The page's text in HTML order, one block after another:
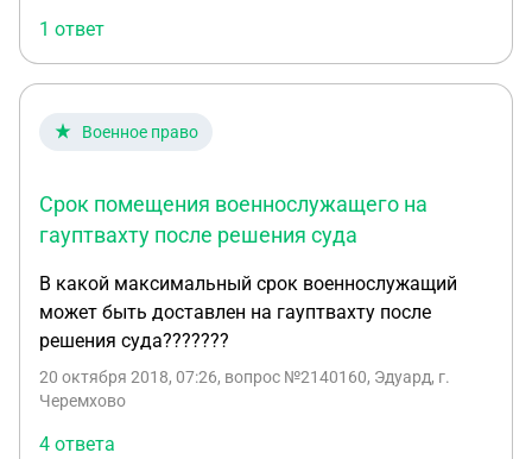
постановления ввиду необходимости
прохождения обязательного курса лечения,
однако оно было отклонено судьей,
мотивировавшим свой отказ тем, что
постановление об административном аресте
был водворен в специальный приемник для лиц,
арестованных в административном порядке. 25
хронического заболевания, и он был освобожден
от отбывания административного ареста по
решению начальника РОВД. Дайте юридический
анализ дела. Какой порядок исполнения
наказания в виде административного ареста
установлен действующем законодательством?
1 ответ
Военное право
Срок помещения военнослужащего на
гауптвахту после решения суда
В какой максимальный срок военнослужащий
может быть доставлен на гауптвахту после
решения суда???????
20 октября 2018, 07:26, вопрос №2140160, Эдуард, г.
Черемхово
4 ответа